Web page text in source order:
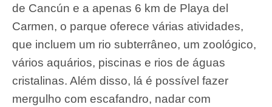
de Cancún e a apenas 6 km de Playa del
Carmen, o parque oferece várias atividades,
que incluem um rio subterrâneo, um zoológico,
vários aquários, piscinas e rios de águas
cristalinas. Além disso, lá é possível fazer
mergulho com escafandro, nadar com